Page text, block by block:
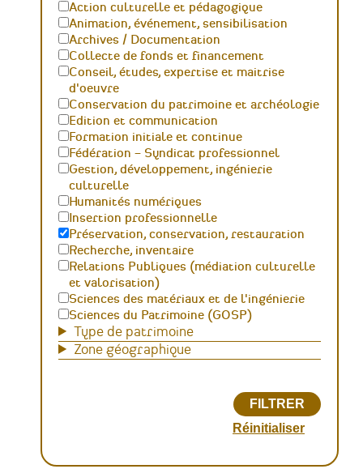
Action culturelle et pédagogique
Animation, événement, sensibilisation
Archives / Documentation
Collecte de fonds et financement
Conseil, études, expertise et maitrise
d'oeuvre
Conservation du patrimoine et archéologie
Edition et communication
Formation initiale et continue
Fédération – Syndicat professionnel
Gestion, développement, ingénierie
culturelle
Humanités numériques
Insertion professionnelle
Préservation, conservation, restauration
Recherche, inventaire
Relations Publiques (médiation culturelle
et valorisation)
Sciences des matériaux et de l'ingénierie
Sciences du Patrimoine (GOSP)
Type de patrimoine
Zone géographique